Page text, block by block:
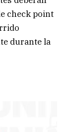
check point
durante la